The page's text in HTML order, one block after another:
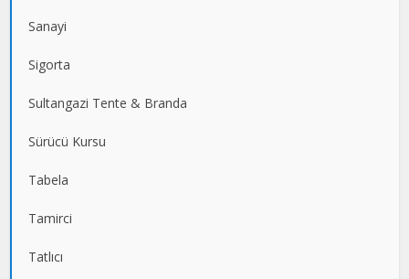
Sanayi
Sigorta
Sultangazi Tente & Branda
Sürücü Kursu
Tabela
Tamirci
Tatlıcı